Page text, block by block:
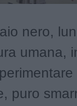
nero,
umana,
puro